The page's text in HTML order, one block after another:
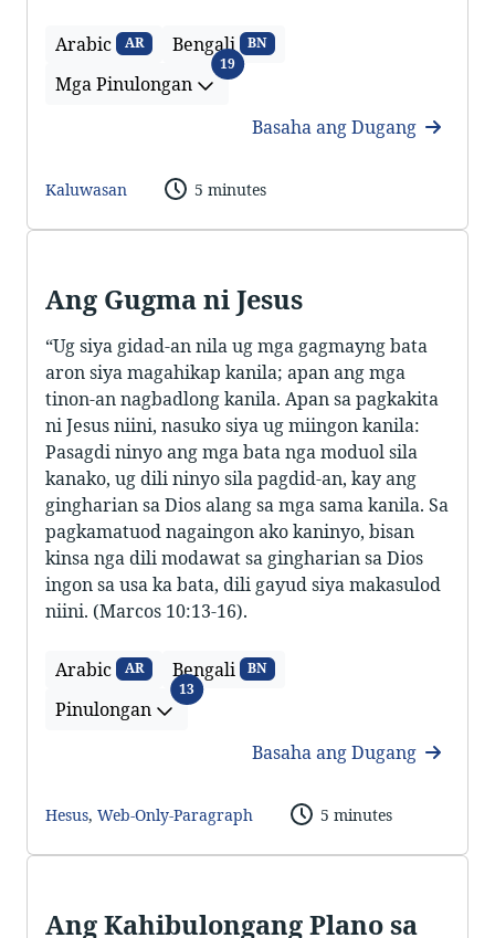
Arabic AR Bengali BN
Mga Pinulongan
19Mga Pinulongan
Basaha ang Dugang
Kaluwasan 5 minutes
Ang Gugma ni Jesus
“Ug siya gidad-an nila ug mga gagmayng bata
aron siya magahikap kanila; apan ang mga
tinon-an nagbadlong kanila. Apan sa pagkakita
ni Jesus niini, nasuko siya ug miingon kanila:
Pasagdi ninyo ang mga bata nga moduol sila
kanako, ug dili ninyo sila pagdid-an, kay ang
gingharian sa Dios alang sa mga sama kanila. Sa
pagkamatuod nagaingon ako kaninyo, bisan
kinsa nga dili modawat sa gingharian sa Dios
ingon sa usa ka bata, dili gayud siya makasulod
niini. (Marcos 10:13-16).
Arabic AR Bengali BN
Pinulongan
13Pinulongan
Basaha ang Dugang
Hesus, Web-Only-Paragraph 5 minutes
Ang Kahibulongang Plano sa